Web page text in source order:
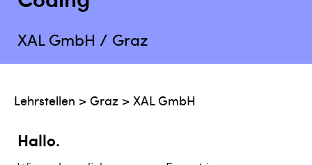
XAL GmbH / Graz
Lehrstellen > Graz > XAL GmbH
Hallo.